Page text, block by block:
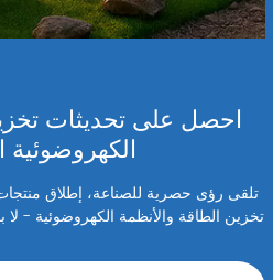
احصل على تحديثات
الكهروضوئية
تلقى رؤى حصرية للصناعة، إطلاق منتجات
تخزين الطاقة والأنظمة الكهروضوئية -